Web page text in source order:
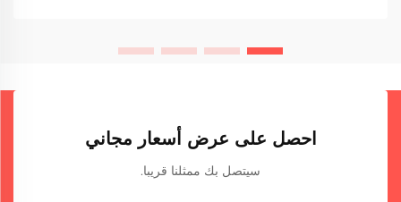
احصل على عرض أسعار مجاني
سيتصل بك ممثلنا قريبا.